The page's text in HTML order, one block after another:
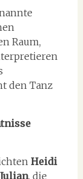
Raum,
den Tanz
Heidi
, die